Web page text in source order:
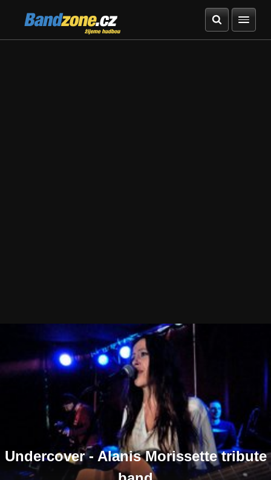
Bandzone.cz
žijeme hudbou
Undercover - Alanis Morissette tribute